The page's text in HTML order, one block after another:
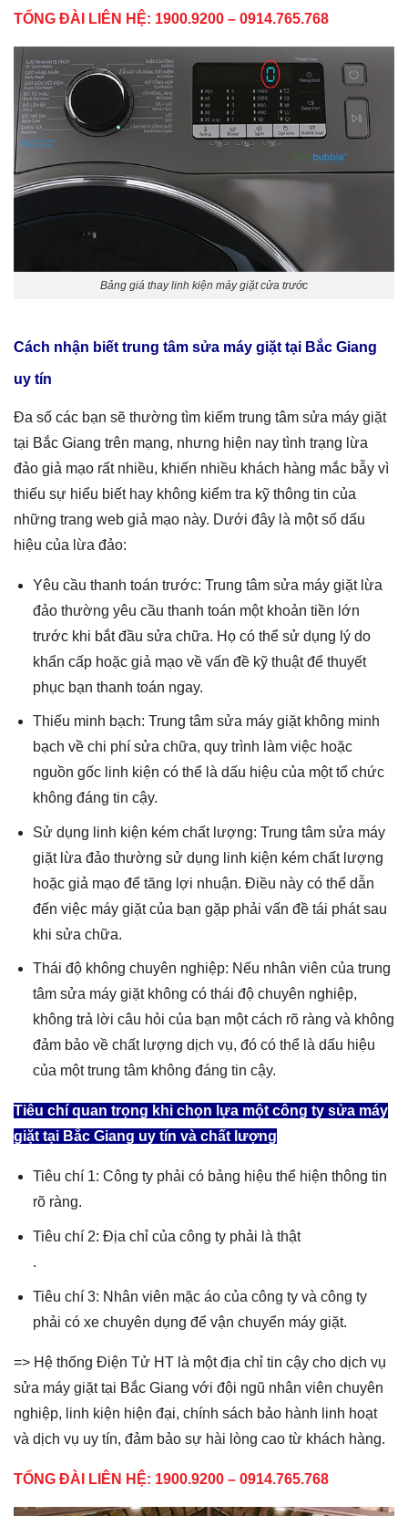
TỔNG ĐÀI LIÊN HỆ: 1900.9200 – 0914.765.768
Bảng giá thay linh kiện máy giặt cửa trước
Cách nhận biết trung tâm sửa máy giặt tại Bắc Giang
uy tín
Đa số các bạn sẽ thường tìm kiếm trung tâm sửa máy giặt
tại Bắc Giang trên mạng, nhưng hiện nay tình trạng lừa
đảo giả mạo rất nhiều, khiến nhiều khách hàng mắc bẫy vì
thiếu sự hiểu biết hay không kiểm tra kỹ thông tin của
những trang web giả mạo này. Dưới đây là một số dấu
hiệu của lừa đảo:
Yêu cầu thanh toán trước: Trung tâm sửa máy giặt lừa
đảo thường yêu cầu thanh toán một khoản tiền lớn
trước khi bắt đầu sửa chữa. Họ có thể sử dụng lý do
khẩn cấp hoặc giả mạo về vấn đề kỹ thuật để thuyết
phục bạn thanh toán ngay.
Thiếu minh bạch: Trung tâm sửa máy giặt không minh
bạch về chi phí sửa chữa, quy trình làm việc hoặc
nguồn gốc linh kiện có thể là dấu hiệu của một tổ chức
không đáng tin cậy.
Sử dụng linh kiện kém chất lượng: Trung tâm sửa máy
giặt lừa đảo thường sử dụng linh kiện kém chất lượng
hoặc giả mạo để tăng lợi nhuận. Điều này có thể dẫn
đến việc máy giặt của bạn gặp phải vấn đề tái phát sau
khi sửa chữa.
Thái độ không chuyên nghiệp: Nếu nhân viên của trung
tâm sửa máy giặt không có thái độ chuyên nghiệp,
không trả lời câu hỏi của bạn một cách rõ ràng và không
đảm bảo về chất lượng dịch vụ, đó có thể là dấu hiệu
của một trung tâm không đáng tin cậy.
Tiêu chí quan trọng khi chọn lựa một công ty sửa máy
giặt tại Bắc Giang uy tín và chất lượng
Tiêu chí 1: Công ty phải có bảng hiệu thể hiện thông tin
rõ ràng.
Tiêu chí 2: Địa chỉ của công ty phải là thật
.
Tiêu chí 3: Nhân viên mặc áo của công ty và công ty
phải có xe chuyên dụng để vận chuyển máy giặt.
=> Hệ thống Điện Tử HT là một địa chỉ tin cậy cho dịch vụ
sửa máy giặt tại Bắc Giang với đội ngũ nhân viên chuyên
nghiệp, linh kiện hiện đại, chính sách bảo hành linh hoạt
và dịch vụ uy tín, đảm bảo sự hài lòng cao từ khách hàng.
TỔNG ĐÀI LIÊN HỆ: 1900.9200 – 0914.765.768